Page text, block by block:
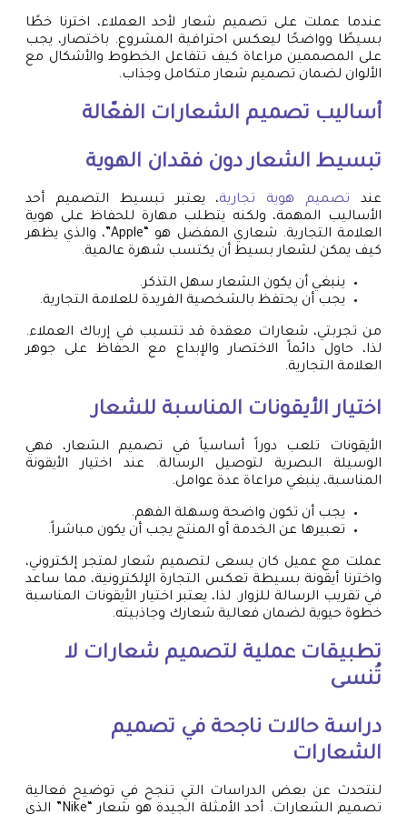
عندما عملت على تصميم شعار لأحد العملاء، اخترنا خطًا
بسيطًا وواضحًا ليعكس احترافية المشروع. باختصار، يجب
على المصممين مراعاة كيف تتفاعل الخطوط والأشكال مع
الألوان لضمان تصميم شعار متكامل وجذاب.
أساليب تصميم الشعارات الفعّالة
تبسيط الشعار دون فقدان الهوية
عند تصميم هوية تجارية، يعتبر تبسيط التصميم أحد
الأساليب المهمة، ولكنه يتطلب مهارة للحفاظ على هوية
العلامة التجارية. شعاري المفضل هو “Apple”، والذي يظهر
كيف يمكن لشعار بسيط أن يكتسب شهرة عالمية.
ينبغي أن يكون الشعار سهل التذكر.
يجب أن يحتفظ بالشخصية الفريدة للعلامة التجارية.
من تجربتي، شعارات معقدة قد تتسبب في إرباك العملاء.
لذا، حاول دائماً الاختصار والإبداع مع الحفاظ على جوهر
العلامة التجارية.
اختيار الأيقونات المناسبة للشعار
الأيقونات تلعب دوراً أساسياً في تصميم الشعار، فهي
الوسيلة البصرية لتوصيل الرسالة. عند اختيار الأيقونة
المناسبة، ينبغي مراعاة عدة عوامل.
يجب أن تكون واضحة وسهلة الفهم.
تعبيرها عن الخدمة أو المنتج يجب أن يكون مباشراً.
عملت مع عميل كان يسعى لتصميم شعار لمتجر إلكتروني،
واخترنا أيقونة بسيطة تعكس التجارة الإلكترونية، مما ساعد
في تقريب الرسالة للزوار. لذا، يعتبر اختيار الأيقونات المناسبة
خطوة حيوية لضمان فعالية شعارك وجاذبيته.
تطبيقات عملية لتصميم شعارات لا
تُنسى
دراسة حالات ناجحة في تصميم
الشعارات
لنتحدث عن بعض الدراسات التي تنجح في توضيح فعالية
تصميم الشعارات. أحد الأمثلة الجيدة هو شعار “Nike” الذي